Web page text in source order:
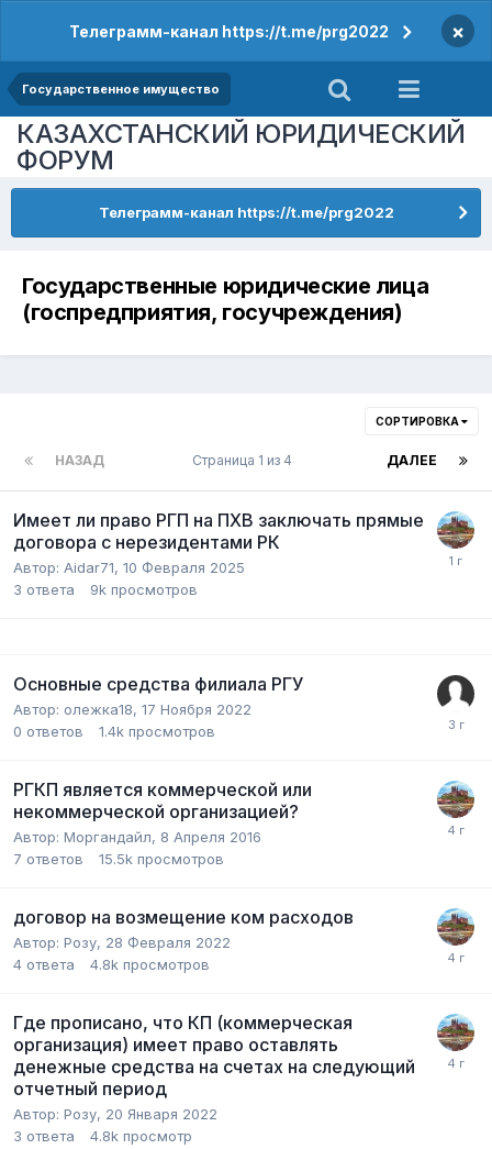
Телеграмм-канал https://t.me/prg2022 ×
Государственное имущество
КАЗАХСТАНСКИЙ ЮРИДИЧЕСКИЙ
ФОРУМ
Телеграмм-канал https://t.me/prg2022
Государственные юридические лица
(госпредприятия, госучреждения)
СОРТИРОВКА
НАЗАД ДАЛЕЕ
Страница 1 из 4
Имеет ли право РГП на ПХВ заключать прямые
договора с нерезидентами РК
Автор: Aidar71, 10 Февраля 2025
3 ответа 9k просмотров
Основные средства филиала РГУ
Автор: олежка18, 17 Ноября 2022
0 ответов 1.4k просмотров
РГКП является коммерческой или
некоммерческой организацией?
Автор: Моргандайл, 8 Апреля 2016
7 ответов 15.5k просмотров
договор на возмещение ком расходов
Автор: Розу, 28 Февраля 2022
4 ответа 4.8k просмотров
Где прописано, что КП (коммерческая
организация) имеет право оставлять
денежные средства на счетах на следующий
отчетный период
Автор: Розу, 20 Января 2022
3 ответа 4.8k просмотр